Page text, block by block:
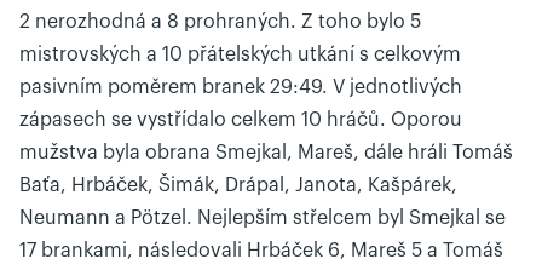
2 nerozhodná a 8 prohraných. Z toho bylo 5
mistrovských a 10 přátelských utkání s celkovým
pasivním poměrem branek 29:49. V jednotlivých
zápasech se vystřídalo celkem 10 hráčů. Oporou
mužstva byla obrana Smejkal, Mareš, dále hráli Tomáš
Baťa, Hrbáček, Šimák, Drápal, Janota, Kašpárek,
Neumann a Pötzel. Nejlepším střelcem byl Smejkal se
17 brankami, následovali Hrbáček 6, Mareš 5 a Tomáš